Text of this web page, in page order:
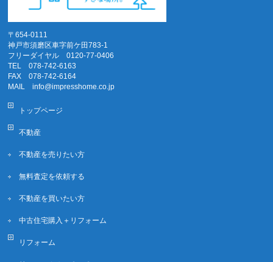
〒654-0111
神戸市須磨区車字前ケ田783-1
フリーダイヤル 0120-77-0406
TEL 078-742-6163
FAX 078-742-6164
MAIL info@impresshome.co.jp
トップページ
不動産
不動産を売りたい方
無料査定を依頼する
不動産を買いたい方
中古住宅購入＋リフォーム
リフォーム